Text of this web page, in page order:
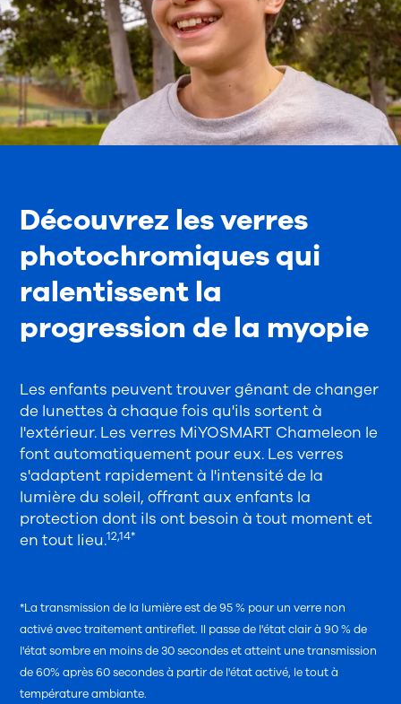
Découvrez les verres
photochromiques qui
ralentissent la
progression de la myopie
Les enfants peuvent trouver gênant de changer
de lunettes à chaque fois qu'ils sortent à
l'extérieur. Les verres MiYOSMART Chameleon le
font automatiquement pour eux. Les verres
s'adaptent rapidement à l'intensité de la
lumière du soleil, offrant aux enfants la
protection dont ils ont besoin à tout moment et
en tout lieu.12,14*
*La transmission de la lumière est de 95 % pour un verre non
activé avec traitement antireflet. Il passe de l'état clair à 90 % de
l'état sombre en moins de 30 secondes et atteint une transmission
de 60% après 60 secondes à partir de l'état activé, le tout à
température ambiante.